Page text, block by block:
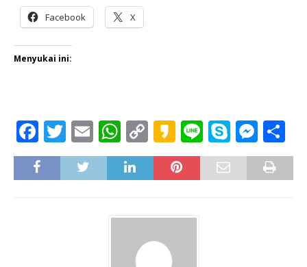
Facebook X
Menyukai ini:
F
a
c
T
w
it
E
m
ai
W
h
at
A
C
o
p
Li
n
K
a
k
o
Li
n
e
S
k
y
M
e
ss
h
ar